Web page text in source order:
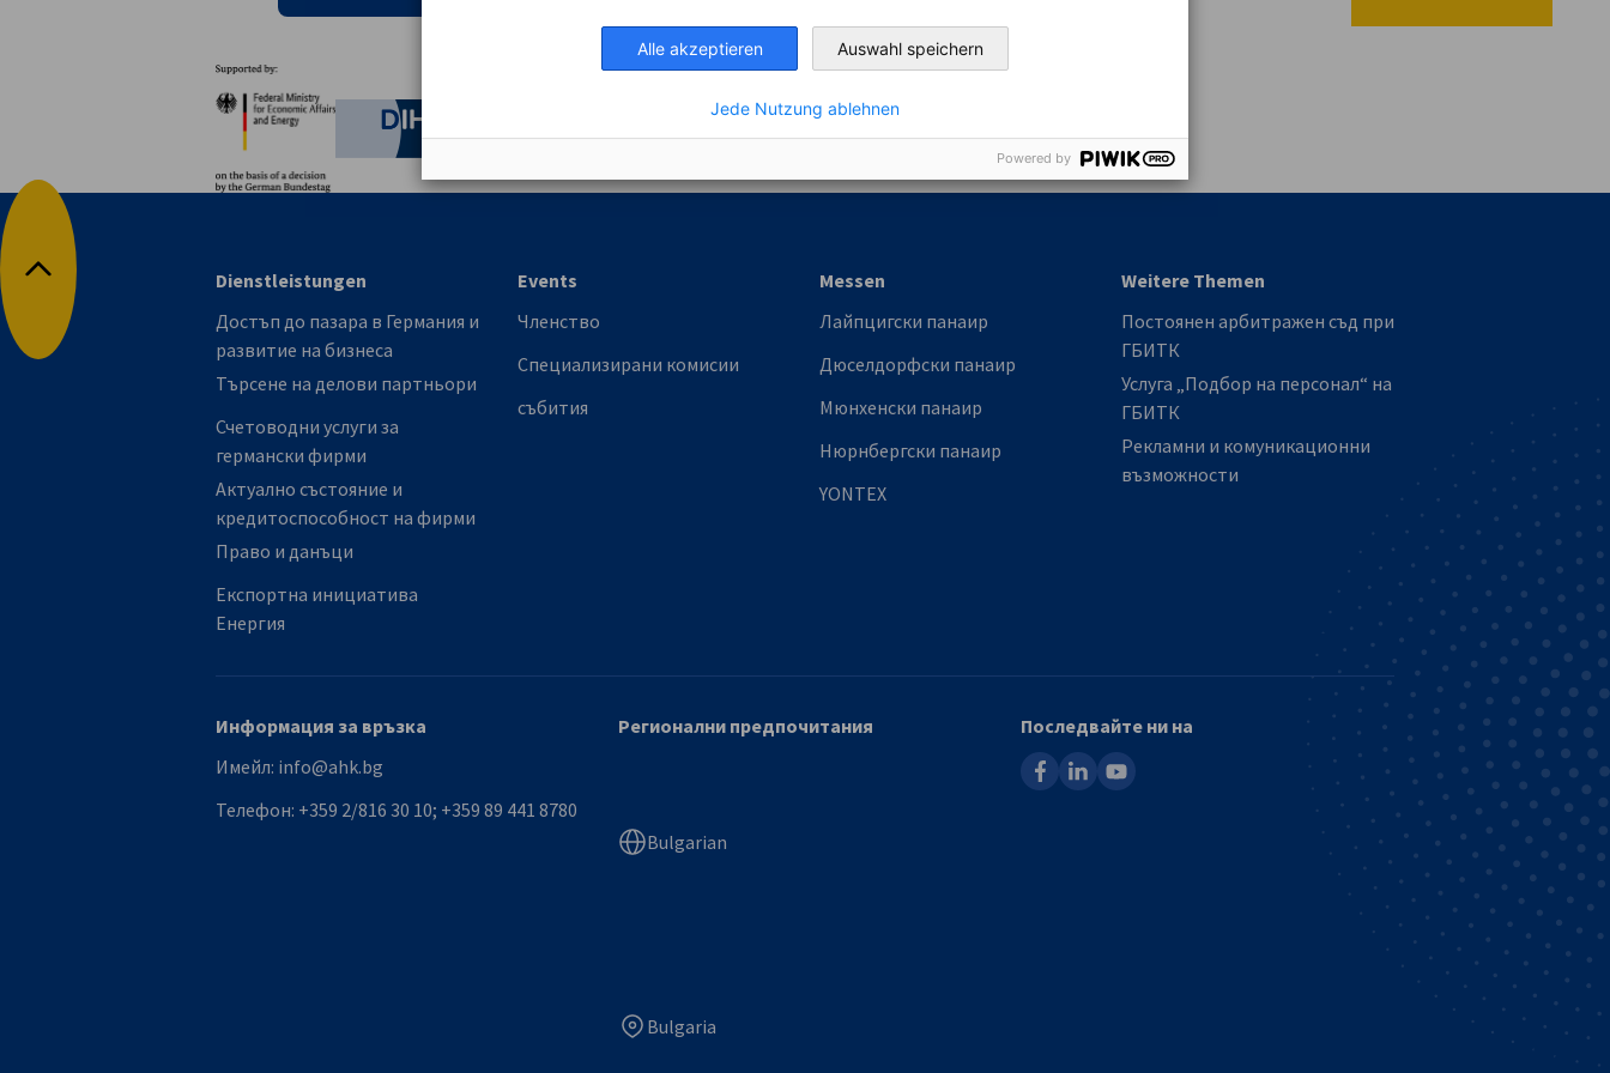
Партньори
Federal Ministry for Economic Affairs and Energy
German Chamber of Commerce and Industry
Chamber of Commerce and Industry
AHK.de
Обратно в началото
Dienstleistungen
Достъп до пазара в Германия и
развитие на бизнеса
Търсене на делови партньори
Счетоводни услуги за
германски фирми
Актуално състояние и
кредитоспособност на фирми
Право и данъци
Експортна инициатива
Енергия
Events
Членство
Специализирани комисии
събития
Messen
Лайпцигски панаир
Дюселдорфски панаир
Мюнхенски панаир
Нюрнбергски панаир
YONTEX
Weitere Themen
Постоянен арбитражен съд при
ГБИТК
Услуга „Подбор на персонал“ на
ГБИТК
Рекламни и комуникационни
възможности
Информация за връзка
Имейл: info@ahk.bg
Телефон: +359 2/816 30 10; +359 89 441 8780
Регионални предпочитания
Bulgarian
Bulgaria
Последвайте ни на
facebooklinkedinyoutube
Alle akzeptieren Auswahl speichern
Jede Nutzung ablehnen
Powered by